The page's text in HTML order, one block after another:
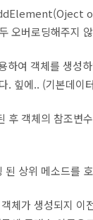
오버로딩해주지
하여 객체를 생성
. 힢에.. (기본데이
후 객체의 참조변
상위 메소드를
체가 생성되지 이